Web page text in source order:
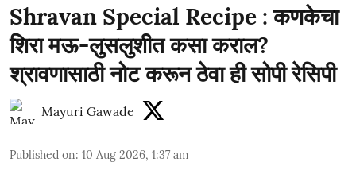
Shravan Special Recipe : कणकेचा
शिरा मऊ-लुसलुशीत कसा कराल?
श्रावणासाठी नोट करून ठेवा ही सोपी रेसिपी
Mayuri Gawade
Published on: 10 Aug 2026, 1:37 am